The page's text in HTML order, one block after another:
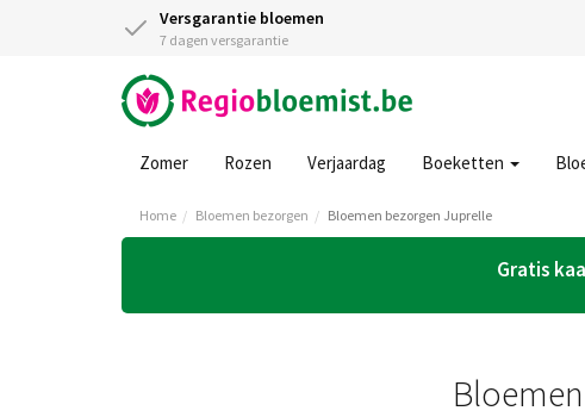
Versgarantie bloemen
7 dagen versgarantie
Zomer Rozen Verjaardag Boeketten
Home Bloemen bezorgen Bloemen bezorgen Juprelle
Gratis